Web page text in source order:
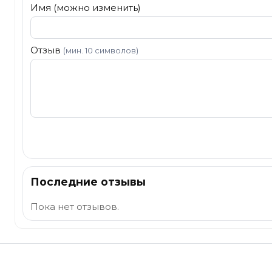
Имя (можно изменить)
Отзыв (мин. 10 символов)
Последние отзывы
Пока нет отзывов.